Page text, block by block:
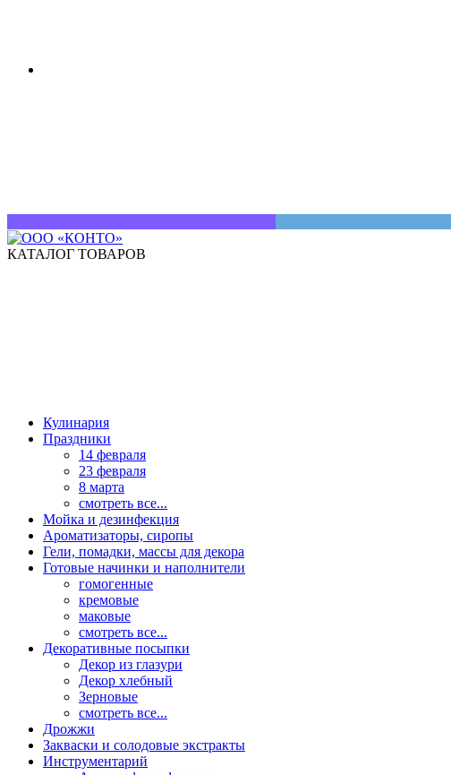
КАТАЛОГ ТОВАРОВ
Кулинария
Праздники
14 февраля
23 февраля
8 марта
смотреть все...
Мойка и дезинфекция
Ароматизаторы, сиропы
Гели, помадки, массы для декора
Готовые начинки и наполнители
гомогенные
кремовые
маковые
смотреть все...
Декоративные посыпки
Декор из глазури
Декор хлебный
Зерновые
смотреть все...
Дрожжи
Закваски и солодовые экстракты
Инструментарий